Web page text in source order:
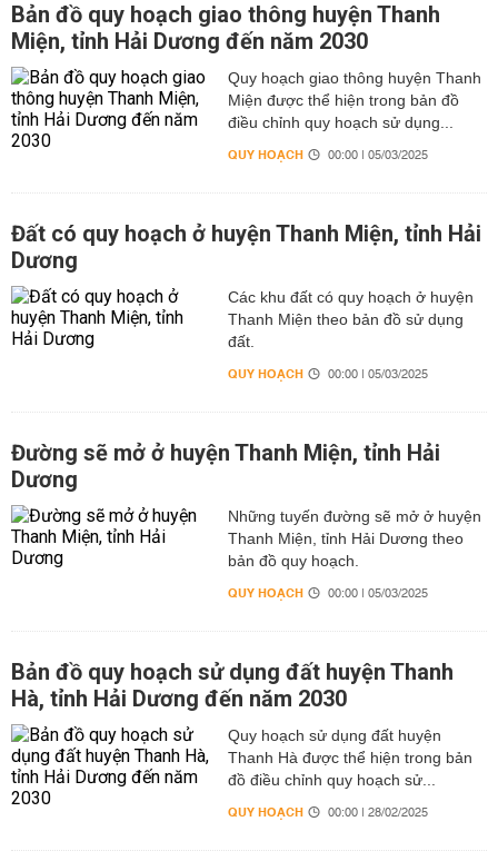
Bản đồ quy hoạch giao thông huyện Thanh
Miện, tỉnh Hải Dương đến năm 2030
Quy hoạch giao thông huyện Thanh
Miện được thể hiện trong bản đồ
điều chỉnh quy hoạch sử dụng...
QUY HOẠCH 00:00 | 05/03/2025
Đất có quy hoạch ở huyện Thanh Miện, tỉnh Hải
Dương
Các khu đất có quy hoạch ở huyện
Thanh Miện theo bản đồ sử dụng
đất.
QUY HOẠCH 00:00 | 05/03/2025
Đường sẽ mở ở huyện Thanh Miện, tỉnh Hải
Dương
Những tuyến đường sẽ mở ở huyện
Thanh Miện, tỉnh Hải Dương theo
bản đồ quy hoạch.
QUY HOẠCH 00:00 | 05/03/2025
Bản đồ quy hoạch sử dụng đất huyện Thanh
Hà, tỉnh Hải Dương đến năm 2030
Quy hoạch sử dụng đất huyện
Thanh Hà được thể hiện trong bản
đồ điều chỉnh quy hoạch sử...
QUY HOẠCH 00:00 | 28/02/2025